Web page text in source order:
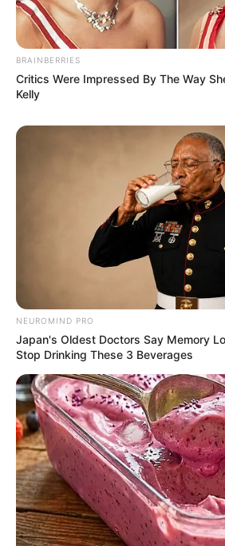
BRAINBERRIES
Critics Were Impressed By The Way
Kelly
NEUROMIND PRO
Japan's Oldest Doctors Say Memory
Stop Drinking These 3 Beverages